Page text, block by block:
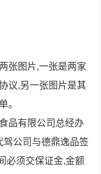
图片,一张是两家
议,另一张图片是其
。
有限公司总经办
驾公司与德鼎逸品签
必须交保证金,金额